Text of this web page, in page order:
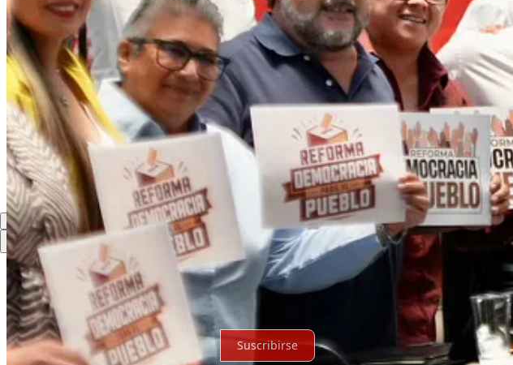
Compartir
Discusión sobre este post
Comentarios Restacks
Lo mejor de Último Debates
Sin posts
Por supuesto, sigue adelante.
Suscribirse